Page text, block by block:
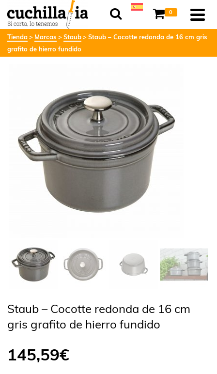
0
Tienda Marcas Staub
Staub – Cocotte redonda de 16 cm gris
grafito de hierro fundido
Staub – Cocotte redonda de 16 cm
gris grafito de hierro fundido
145,59€